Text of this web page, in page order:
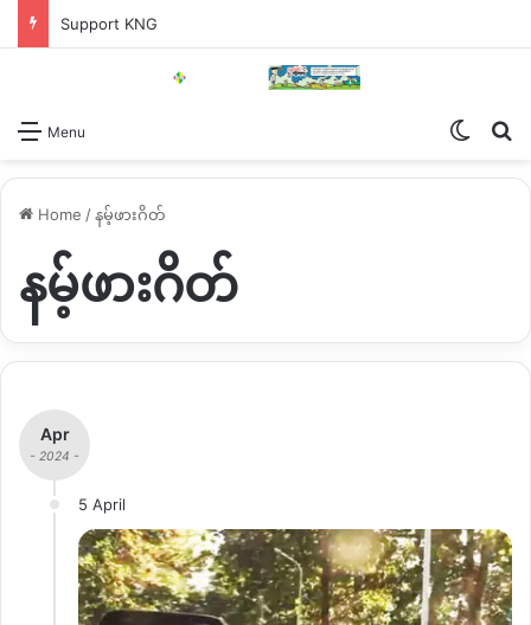
Support KNG
Menu
Home /နမ့်ဖားဂိတ်
နမ့်ဖားဂိတ်
Apr
- 2024 -
5 April